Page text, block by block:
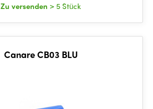
Zu versenden > 5 Stück
Canare CB03 BLU